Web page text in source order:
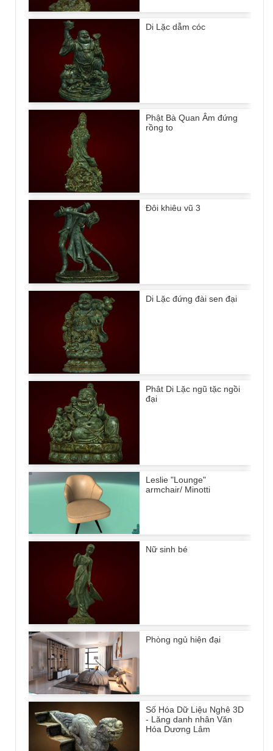
Di Lặc dẫm cóc
Phật Bà Quan Âm đứng
rồng to
Đôi khiêu vũ 3
Di Lặc đứng đài sen đại
Phât Di Lặc ngũ tặc ngồi
đại
Leslie "Lounge"
armchair/ Minotti
Nữ sinh bé
Phòng ngủ hiện đại
Số Hóa Dữ Liệu Nghê 3D
- Lăng danh nhân Văn
Hóa Dương Lâm